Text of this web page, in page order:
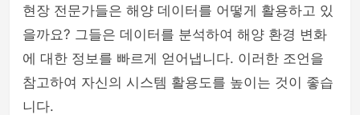
현장 전문가들은 해양 데이터를 어떻게 활용하고 있
을까요? 그들은 데이터를 분석하여 해양 환경 변화
에 대한 정보를 빠르게 얻어냅니다. 이러한 조언을
참고하여 자신의 시스템 활용도를 높이는 것이 좋습
니다.